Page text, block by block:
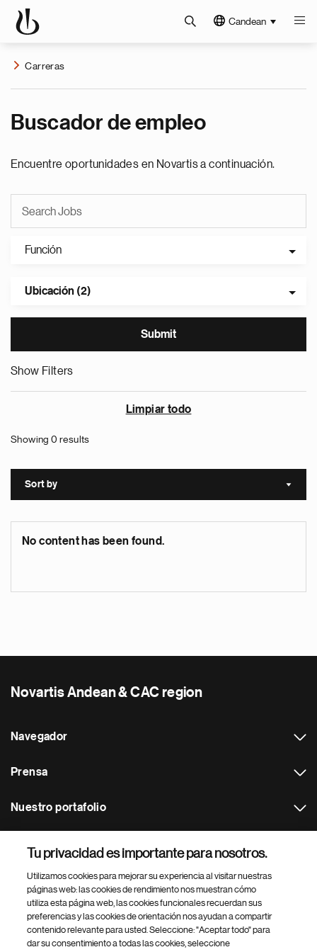
Candean
Carreras
Buscador de empleo
Encuentre oportunidades en Novartis a continuación.
Función
Ubicación (2)
Show Filters
Limpiar todo
Showing 0 results
Sort by Sort
No content has been found.
Novartis Andean & CAC region
Navegador
Prensa
Nuestro portafolio
Footer Site Search
Tu privacidad es importante para nosotros.
Utilizamos cookies para mejorar su experiencia al visitar nuestras
páginas web: las cookies de rendimiento nos muestran cómo
utiliza esta página web, las cookies funcionales recuerdan sus
preferencias y las cookies de orientación nos ayudan a compartir
contenido relevante para usted. Seleccione: "Aceptar todo" para
dar su consentimiento a todas las cookies, seleccione